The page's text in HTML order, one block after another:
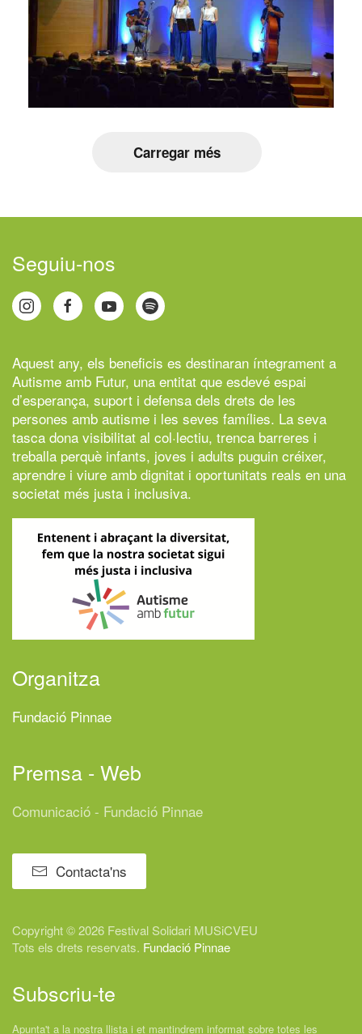
Carregar més
Seguiu-nos
Aquest any, els beneficis es destinaran íntegrament a
Autisme amb Futur, una entitat que esdevé espai
d’esperança, suport i defensa dels drets de les
persones amb autisme i les seves famílies. La seva
tasca dona visibilitat al col·lectiu, trenca barreres i
treballa perquè infants, joves i adults puguin créixer,
aprendre i viure amb dignitat i oportunitats reals en una
societat més justa i inclusiva.
Organitza
Fundació Pinnae
Premsa - Web
Comunicació - Fundació Pinnae
Contacta'ns
Copyright © 2026 Festival Solidari MUSiCVEU
Tots els drets reservats. Fundació Pinnae
Subscriu-te
Apunta't a la nostra llista i et mantindrem informat sobre totes les